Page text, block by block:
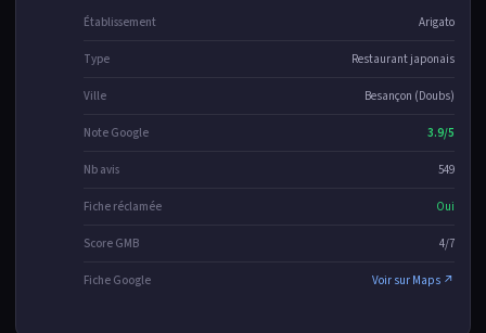
Établissement Arigato
Type Restaurant japonais
Ville Besançon (Doubs)
Note Google 3.9/5
Nb avis 549
Fiche réclamée Oui
Score GMB 4/7
Fiche Google Voir sur Maps ↗